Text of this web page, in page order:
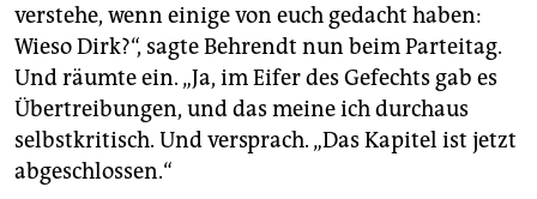
verstehe, wenn einige von euch gedacht haben:
Wieso Dirk?“, sagte Behrendt nun beim Parteitag.
Und räumte ein. „Ja, im Eifer des Gefechts gab es
Übertreibungen, und das meine ich durchaus
selbstkritisch. Und versprach. „Das Kapitel ist jetzt
abgeschlossen.“